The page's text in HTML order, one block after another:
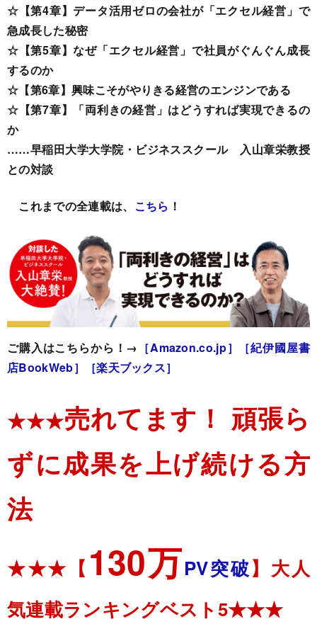
☆【第4章】データ活用ゼロの会社が「エクセル経営」で
急成長した秘密
☆【第5章】なぜ「エクセル経営」で社員がぐんぐん成長
するのか
☆【第6章】興味こそがやりきる経営のエンジンである
☆【第7章】「両利きの経営」はどうすれば実現できるの
か
……早稲田大学大学院・ビジネススクール 入山章栄教授
との対談
これまでの全連載は、 こちら ！
ご購入はこちらから！→ ［Amazon.co.jp］
［紀伊國屋書
店BookWeb］
［楽天ブックス］
★★★売れてます！ 頑張ら
ずに成果を上げ続ける方
法
★★★【 130万PV突破】大人
気連載ランキングベスト5★★★